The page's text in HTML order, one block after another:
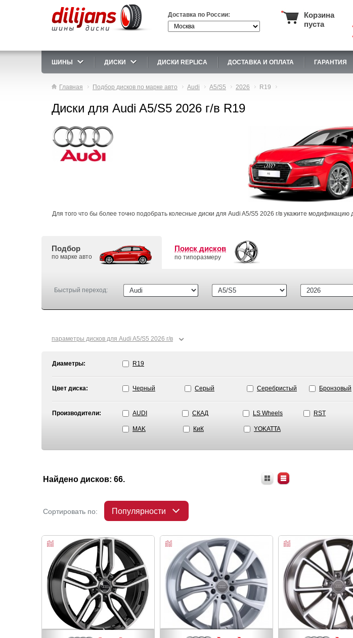
Доставка по России:
Корзина
пуста
ШИНЫ ДИСКИ ДИСКИ REPLICA ДОСТАВКА И ОПЛАТА ГАРАНТИЯ
Главная Подбор дисков по марке авто Audi A5/S5 2026 R19
Диски для Audi A5/S5 2026 г/в R19
Для того что бы более точно подобрать колесные диски для Audi A5/S5 2026 г/в укажите модификацию
Подбор
по марке авто
Поиск дисков
по типоразмеру
Быстрый переход:
параметры дисков для Audi A5/S5 2026 г/в ⌄
Диаметры: R19
Цвет диска: Черный Серый Серебристый Бронзовый
Производители: AUDI СКАД LS Wheels RST
MAK КиК YOKATTA
Найдено дисков: 66.
Сортировать по: Популярности